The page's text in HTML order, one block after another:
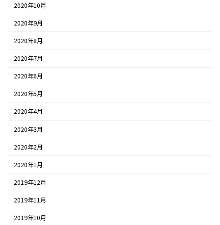
2020年10月
2020年9月
2020年8月
2020年7月
2020年6月
2020年5月
2020年4月
2020年3月
2020年2月
2020年1月
2019年12月
2019年11月
2019年10月